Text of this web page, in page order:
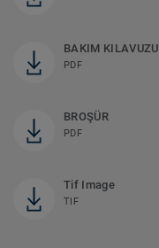
BAKIM KILAVUZU
PDF
BROŞÜR
PDF
Tif Image
TIF